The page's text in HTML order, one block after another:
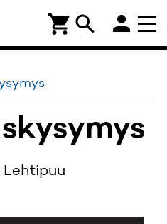
search
shopping_cart person
Lehtipuu